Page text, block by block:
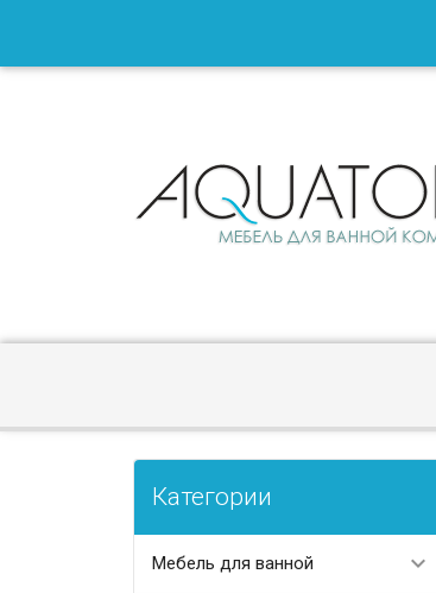
Категории
Мебель для ванной